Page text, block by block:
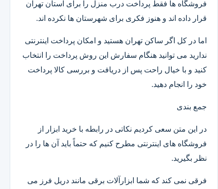
فروشگاه ها فقط پرداخت درب منزل را برای استان تهران
قرار داده اند و هنوز فکری برای شهرستان ها نکرده اند.
اما در کل اگر ساکن تهران هستید و امکان پرداخت اینترنتی
ندارید می توانید هنگام سفارش این روش پرداخت را انتخاب
کنید و با خیال راحت پس از دریافت و بررسی کالا پرداخت
خود را انجام دهید.
جمع بندی
در این متن سعی کردیم نکاتی در رابطه با خرید ابزار از
فروشگاه های اینترنتی مطرح کنیم که حتماً باید آن ها را در
نظر بگیرید.
فرقی نمی کند که شما ابزارآلات برقی مانند دریل فرز می